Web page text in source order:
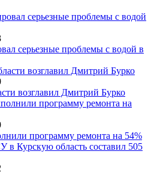
серьезные проблемы с водой в
возглавил Дмитрий Бурко
программу ремонта на 54%